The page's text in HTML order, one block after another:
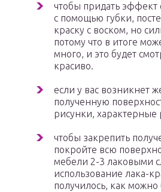
чтобы придать эффект
с помощью губки,
краску с воском, но
потому что в итоге
много, и это будет
красиво.
если у вас возникнет
полученную
рисунки, характерные
чтобы закрепить
покройте всю
мебели 2-3 лаковыми
использование лака-
получилось, как